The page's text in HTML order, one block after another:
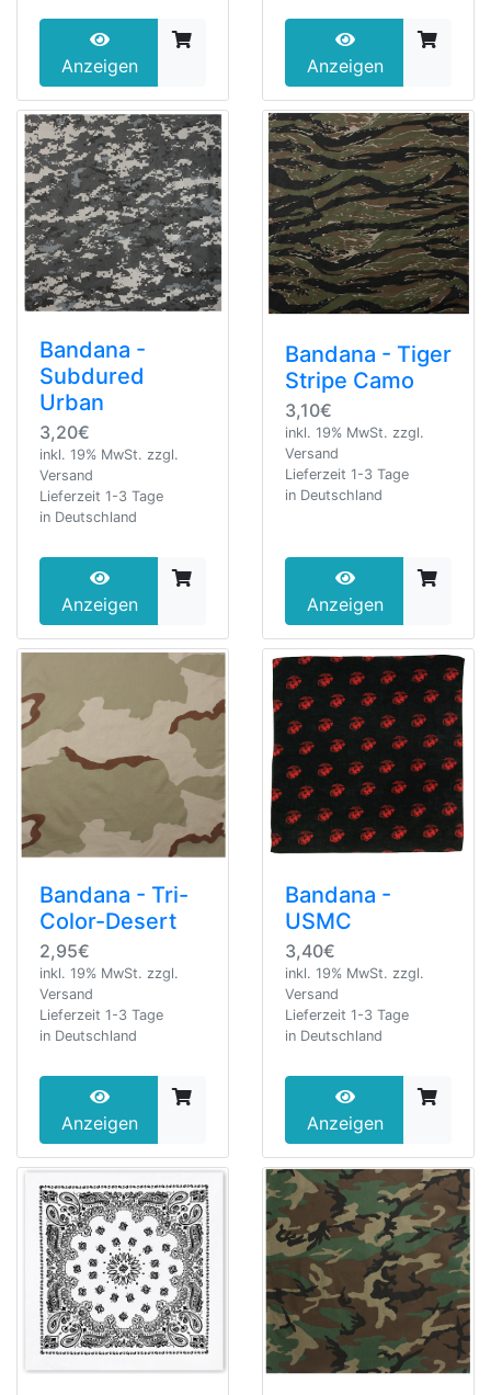
Anzeigen Anzeigen
Bandana -
Subdured
Urban
3,20€
inkl. 19% MwSt. zzgl.
Versand
Lieferzeit 1-3 Tage
in Deutschland
Anzeigen
Bandana - Tiger
Stripe Camo
3,10€
inkl. 19% MwSt. zzgl.
Versand
Lieferzeit 1-3 Tage
in Deutschland
Anzeigen
Bandana - Tri-
Color-Desert
2,95€
inkl. 19% MwSt. zzgl.
Versand
Lieferzeit 1-3 Tage
in Deutschland
Anzeigen
Bandana -
USMC
3,40€
inkl. 19% MwSt. zzgl.
Versand
Lieferzeit 1-3 Tage
in Deutschland
Anzeigen